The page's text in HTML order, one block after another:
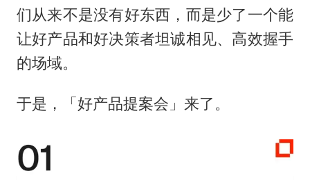
们从来不是没有好东西，而是少了一个能
让好产品和好决策者坦诚相见、高效握手
的场域。
于是，「好产品提案会」来了。